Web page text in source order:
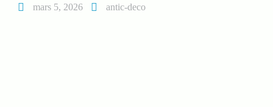
mars 5, 2026 antic-deco